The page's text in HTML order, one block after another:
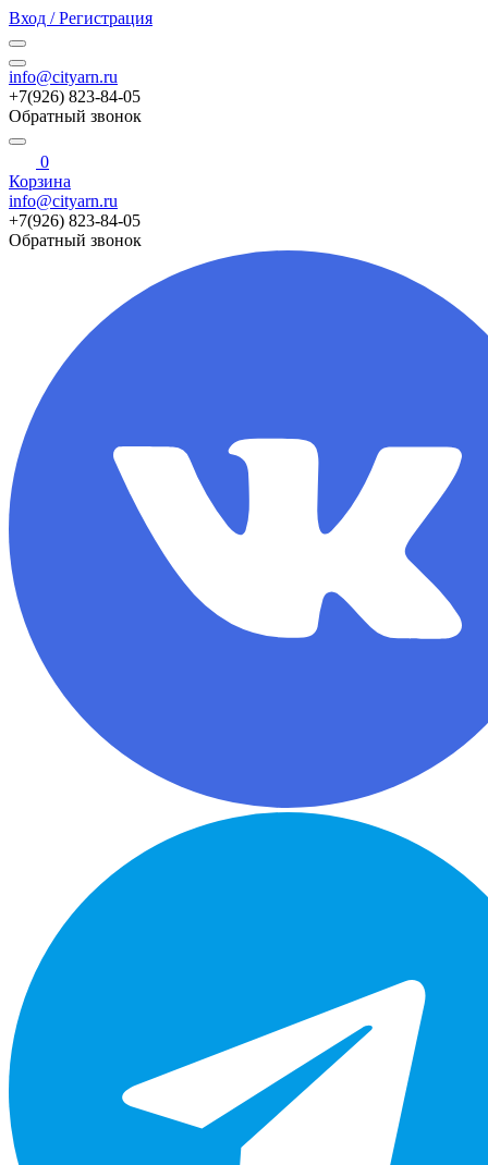
Вход / Регистрация
info@cityarn.ru
+7(926) 823-84-05
Обратный звонок
0
Корзина
info@cityarn.ru
+7(926) 823-84-05
Обратный звонок